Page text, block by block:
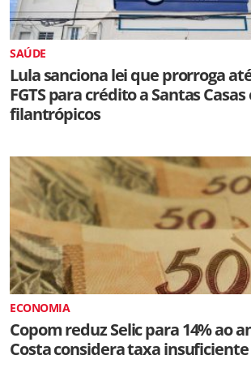
SAÚDE
Lula sanciona lei que prorroga
FGTS para crédito a Santas
filantrópicos
ECONOMIA
Copom reduz Selic para 14% ao
Costa considera taxa insuficiente